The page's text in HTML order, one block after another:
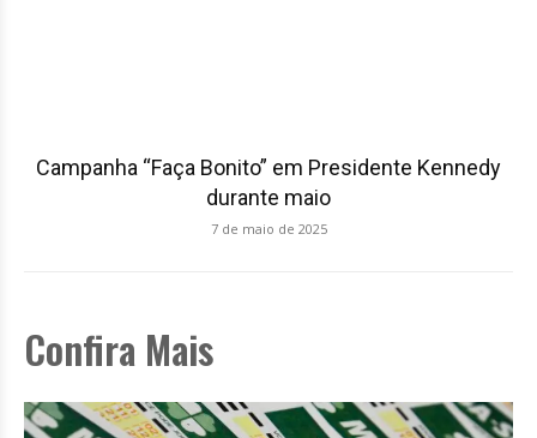
Campanha “Faça Bonito” em Presidente Kennedy
durante maio
7 de maio de 2025
Confira Mais